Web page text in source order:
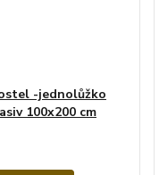
-jednolůžko
100x200 cm